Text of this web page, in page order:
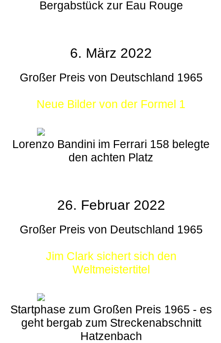
Bergabstück zur Eau Rouge
6. März 2022
Großer Preis von Deutschland 1965
Neue Bilder von der Formel 1
Lorenzo Bandini im Ferrari 158 belegte
den achten Platz
26. Februar 2022
Großer Preis von Deutschland 1965
Jim Clark sichert sich den
Weltmeistertitel
Startphase zum Großen Preis 1965 - es
geht bergab zum Streckenabschnitt
Hatzenbach